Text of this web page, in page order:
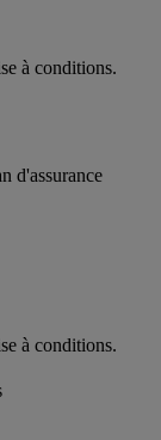
à conditions.
d'assurance
à conditions.